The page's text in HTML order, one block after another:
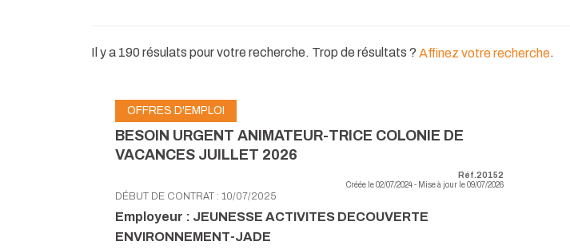
Il y a 190 résulats pour votre recherche. Trop de résultats ? Affinez votre recherche.
OFFRES D'EMPLOI
BESOIN URGENT ANIMATEUR-TRICE COLONIE DE
VACANCES JUILLET 2026
Réf.20152
Créée le 02/07/2024 - Mise à jour le 09/07/2026
DÉBUT DE CONTRAT : 10/07/2025
Employeur : JEUNESSE ACTIVITES DECOUVERTE
ENVIRONNEMENT-JADE